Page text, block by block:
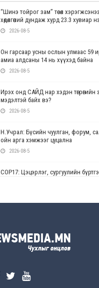
“Шинэ тойрог зам” төсөл
хөдөлгөөний дундаж хурд 23.3 хувиар
2026-08-5
Он гарсаар усны ослын улмаас 59
амиа алдсаны 14 нь хүүхэд байна
2026-08-5
Ирэх онд САЙД нар хэдэн төгрөгийн
мэдэлтэй байх вэ?
2026-08-5
Н.Учрал: Бүсийн чуулган, форум,
ойн арга хэмжээг цуцална
2026-08-5
СОР17: Цэцэрлэг, сургуулийн
2026-08-5
2026-08-5